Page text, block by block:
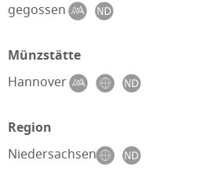
gegossen
Münzstätte
Hannover
Region
Niedersachsen